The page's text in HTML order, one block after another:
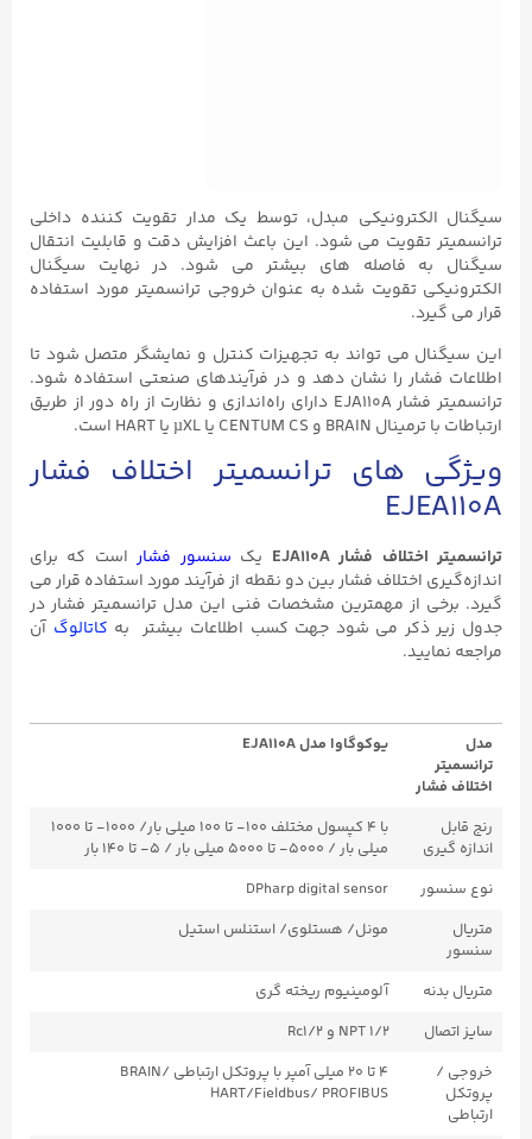
سیگنال الکترونیکی مبدل، توسط یک مدار تقویت کننده داخلی
ترانسمیتر تقویت می‌ شود. این باعث افزایش دقت و قابلیت انتقال
سیگنال به فاصله‌ های بیشتر می‌ شود. در نهایت سیگنال
الکترونیکی تقویت شده به عنوان خروجی ترانسمیتر مورد استفاده
قرار می گیرد.
این سیگنال می‌ تواند به تجهیزات کنترل و نمایشگر متصل شود تا
اطلاعات فشار را نشان دهد و در فرآیندهای صنعتی استفاده شود.
ترانسمیتر فشار EJA110A دارای راه‌اندازی و نظارت از راه دور از طریق
ارتباطات با ترمینال BRAIN و CENTUM CS یا µXL یا HART است.
ویژگی های ترانسمیتر اختلاف فشار
EJEA110A
ترانسمیتر اختلاف فشار EJA110A یک سنسور فشاراست که برای
اندازه‌گیری اختلاف فشار بین دو نقطه از فرآیند مورد استفاده قرار می
گیرد. برخی از مهمترین مشخصات فنی این مدل ترانسمیتر فشار در
جدول زیر ذکر می شود جهت کسب اطلاعات بیشتر به کاتالوگ آن
مراجعه نمایید.
مدل
ترانسمیتر
اختلاف فشار
یوکوگاوا مدل EJA110A
رنج قابل
اندازه گیری
با ۴ کپسول مختلف ۱۰۰- تا ۱۰۰ میلی بار/ ۱۰۰۰- تا ۱۰۰۰
میلی بار / ۵۰۰۰- تا ۵۰۰۰ میلی بار / ۵- تا ۱۴۰ بار
نوع سنسور
DPharp digital sensor
متریال
سنسور
مونل/ هستلوی/ استنلس استیل
متریال بدنه
آلومینیوم ریخته گری
سایز اتصال
۱/۲ NPT و Rc1/۲
خروجی /
پروتکل
ارتباطی
۴ تا ۲۰ میلی آمپر با پروتکل ارتباطی BRAIN/
HART/Fieldbus/ PROFIBUS